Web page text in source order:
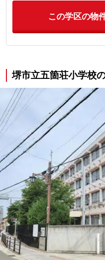
この学区の物
堺市立五箇荘小学校